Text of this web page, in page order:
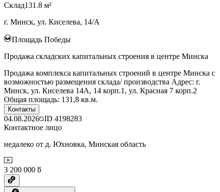
Склад131.8 м²
г. Минск, ул. Киселева, 14/А
Площадь Победы
Продажа складских капитальных строения в центре Минска
Продажа комплекса капитальных строений в центре Минска с
возможностью размещения склада/ производства Адрес: г.
Минск, ул. Киселева 14А, 14 корп.1, ул. Красная 7 корп.2
Общая площадь: 131,8 кв.м.
Контакты
04.08.2026 ID 4198283
Контактное лицо
недалеко от д. Юхновка, Минская область
3 200 000 ƃ